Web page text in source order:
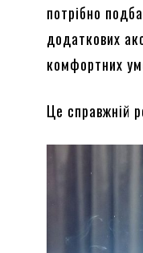
потрібно
додаткових
комфортних
Це справжній